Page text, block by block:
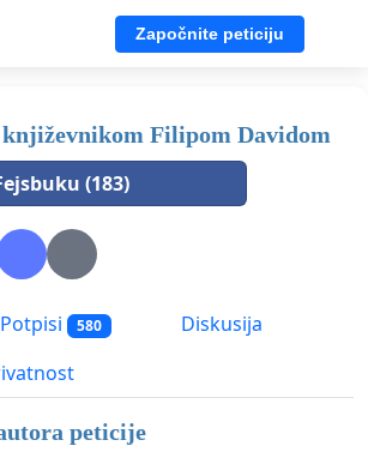
Započnite peticiju
književnikom Filipom Davidom
(183)
Potpisi 580
Diskusija
peticije